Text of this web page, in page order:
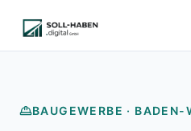
BAUGEWERBE · BADEN-
Finanzbuchhaltung auslagern
E-Rechnung und Peppol
Branchenlösungen